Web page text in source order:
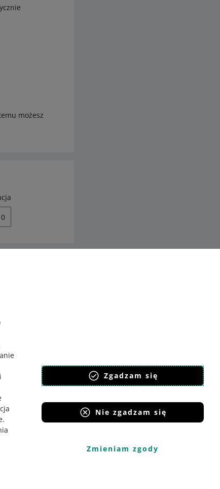
.
Zgadzam się
Nie zgadzam się
Zmieniam zgody
możesz